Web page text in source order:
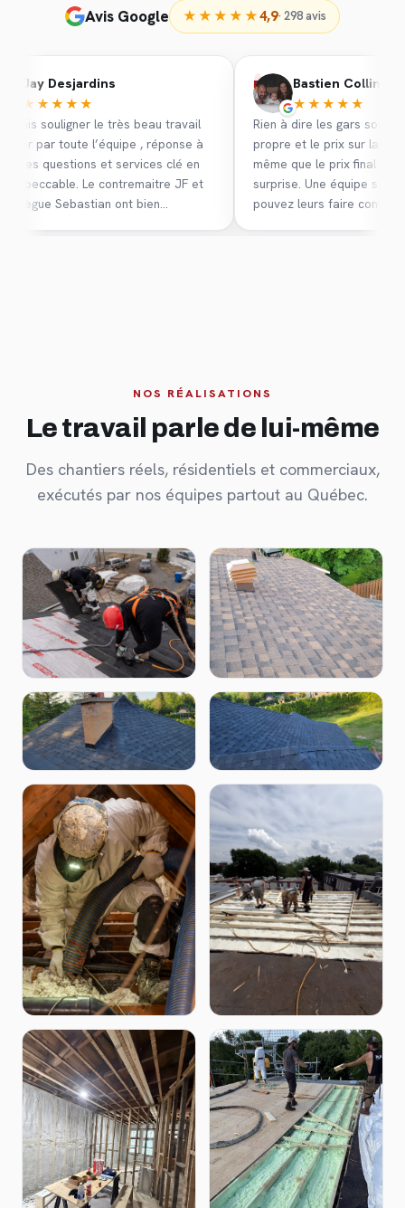
Avis Google ★★★★★4,9· 298 avis
Desjardins
souligner le très beau travail
toute l’équipe , réponse à
questions et services clé en
Le contremaitre JF et
Sebastian ont bien
Bastien Collineau
★★★★★
Rien à dire les gars sont polis
propre et le prix sur la
même que le prix final pas de
surprise. Une équipe sérieuse
pouvez leurs faire confiance.
NOS RÉALISATIONS
Le travail parle de lui-même
Des chantiers réels, résidentiels et commerciaux,
exécutés par nos équipes partout au Québec.